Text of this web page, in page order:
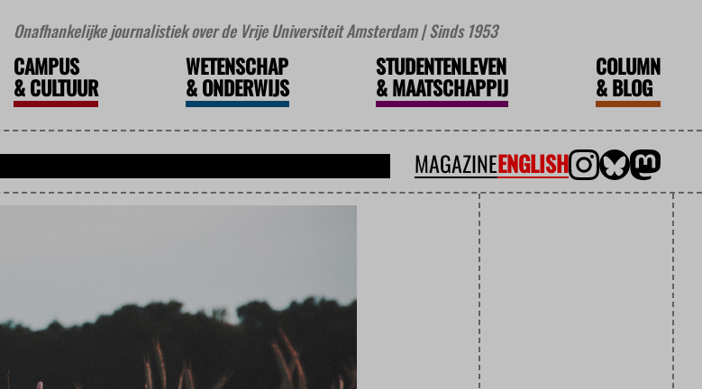
Onafhankelijke journalistiek over de Vrije Universiteit Amsterdam | Sinds 1953
CAMPUS
&CULTUUR
WETENSCHAP
&ONDERWIJS
STUDENTENLEVEN
&MAATSCHAPPIJ
COLUMN
&BLOG
MAGAZINEENGLISH